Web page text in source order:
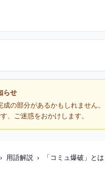
らせ
の部分があるかもしれません
、ご迷惑をおかけします。
› 用語解説 › 「コミュ爆破」と